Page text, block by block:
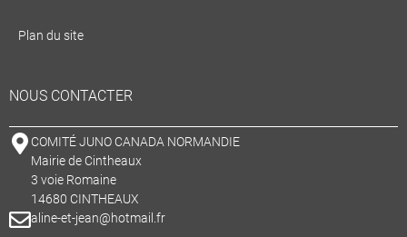
Plan du site
NOUS CONTACTER
COMITÉ JUNO CANADA NORMANDIE
Mairie de Cintheaux
3 voie Romaine
14680 CINTHEAUX
aline-et-jean@hotmail.fr